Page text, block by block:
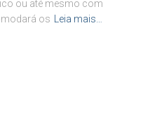
ou até mesmo com
os
Leia mais…